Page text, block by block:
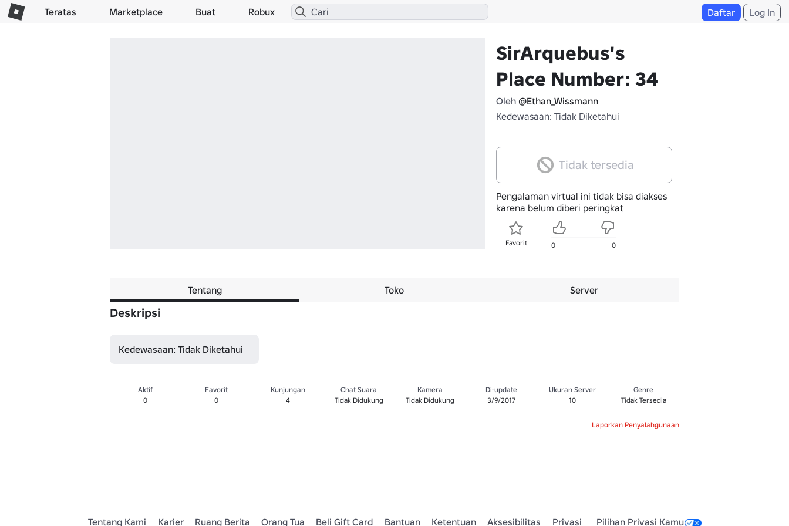
Teratas Marketplace Buat Robux Daftar Log In
SirArquebus's
Place Number: 34
Oleh @Ethan_Wissmann
Kedewasaan: Tidak Diketahui
Tidak tersedia
Pengalaman virtual ini tidak bisa diakses
karena belum diberi peringkat
Favorit 0 0
Tentang Toko Server
Deskripsi
Kedewasaan: Tidak Diketahui
Aktif
0
Favorit
0
Kunjungan
4
Chat Suara
Tidak Didukung
Kamera
Tidak Didukung
Di-update
3/9/2017
Ukuran Server
10
Genre
Tidak Tersedia
Laporkan Penyalahgunaan
Tentang Kami Karier Ruang Berita Orang Tua Beli Gift Card Bantuan Ketentuan Aksesibilitas Privasi Pilihan Privasi Kamu